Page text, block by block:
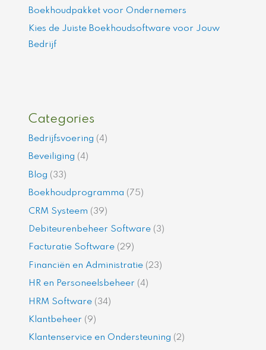
Boekhoudpakket voor Ondernemers
Kies de Juiste Boekhoudsoftware voor Jouw
Bedrijf
Categories
Bedrijfsvoering (4)
Beveiliging (4)
Blog (33)
Boekhoudprogramma (75)
CRM Systeem (39)
Debiteurenbeheer Software (3)
Facturatie Software (29)
Financiën en Administratie (23)
HR en Personeelsbeheer (4)
HRM Software (34)
Klantbeheer (9)
Klantenservice en Ondersteuning (2)